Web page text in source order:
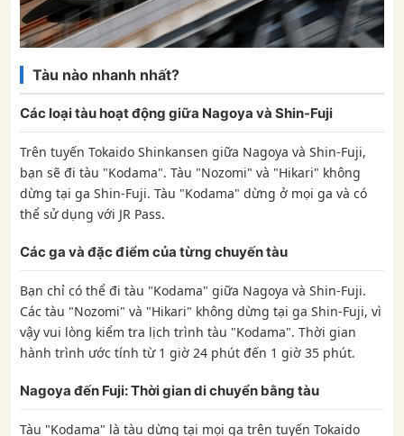
Tàu nào nhanh nhất?
Các loại tàu hoạt động giữa Nagoya và Shin-Fuji
Trên tuyến Tokaido Shinkansen giữa Nagoya và Shin-Fuji,
bạn sẽ đi tàu "Kodama". Tàu "Nozomi" và "Hikari" không
dừng tại ga Shin-Fuji. Tàu "Kodama" dừng ở mọi ga và có
thể sử dụng với JR Pass.
Các ga và đặc điểm của từng chuyến tàu
Bạn chỉ có thể đi tàu "Kodama" giữa Nagoya và Shin-Fuji.
Các tàu "Nozomi" và "Hikari" không dừng tại ga Shin-Fuji, vì
vậy vui lòng kiểm tra lịch trình tàu "Kodama". Thời gian
hành trình ước tính từ 1 giờ 24 phút đến 1 giờ 35 phút.
Nagoya đến Fuji: Thời gian di chuyển bằng tàu
Tàu "Kodama" là tàu dừng tại mọi ga trên tuyến Tokaido